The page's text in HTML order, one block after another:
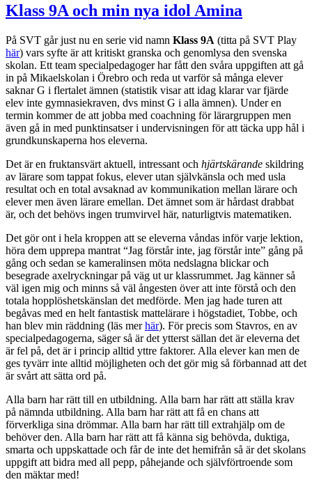
Klass 9A och min nya idol Amina
På SVT går just nu en serie vid namn Klass 9A (titta på SVT Play
här) vars syfte är att kritiskt granska och genomlysa den svenska
skolan. Ett team specialpedagoger har fått den svåra uppgiften att gå
in på Mikaelskolan i Örebro och reda ut varför så många elever
saknar G i flertalet ämnen (statistik visar att idag klarar var fjärde
elev inte gymnasiekraven, dvs minst G i alla ämnen). Under en
termin kommer de att jobba med coachning för lärargruppen men
även gå in med punktinsatser i undervisningen för att täcka upp hål i
grundkunskaperna hos eleverna.
Det är en fruktansvärt aktuell, intressant och hjärtskärande skildring
av lärare som tappat fokus, elever utan självkänsla och med usla
resultat och en total avsaknad av kommunikation mellan lärare och
elever men även lärare emellan. Det ämnet som är hårdast drabbat
är, och det behövs ingen trumvirvel här, naturligtvis matematiken.
Det gör ont i hela kroppen att se eleverna våndas inför varje lektion,
höra dem upprepa mantrat “Jag förstår inte, jag förstår inte” gång på
gång och sedan se kameralinsen möta nedslagna blickar och
besegrade axelryckningar på väg ut ur klassrummet. Jag känner så
väl igen mig och minns så väl ångesten över att inte förstå och den
totala hopplöshetskänslan det medförde. Men jag hade turen att
begåvas med en helt fantastisk mattelärare i högstadiet, Tobbe, och
han blev min räddning (läs merhär). För precis som Stavros, en av
specialpedagogerna, säger så är det ytterst sällan det är eleverna det
är fel på, det är i princip alltid yttre faktorer. Alla elever kan men de
ges tyvärr inte alltid möjligheten och det gör mig så förbannad att det
är svårt att sätta ord på.
Alla barn har rätt till en utbildning. Alla barn har rätt att ställa krav
på nämnda utbildning. Alla barn har rätt att få en chans att
förverkliga sina drömmar. Alla barn har rätt till extrahjälp om de
behöver den. Alla barn har rätt att få känna sig behövda, duktiga,
smarta och uppskattade och får de inte det hemifrån så är det skolans
uppgift att bidra med all pepp, påhejande och självförtroende som
den mäktar med!